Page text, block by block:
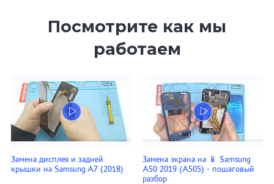
Посмотрите как мы
работаем
Замена дисплея и задней
крышки на Samsung A7 (2018)
Замена экрана на 📱 Samsung
A50 2019 (A505) - пошаговый
разбор